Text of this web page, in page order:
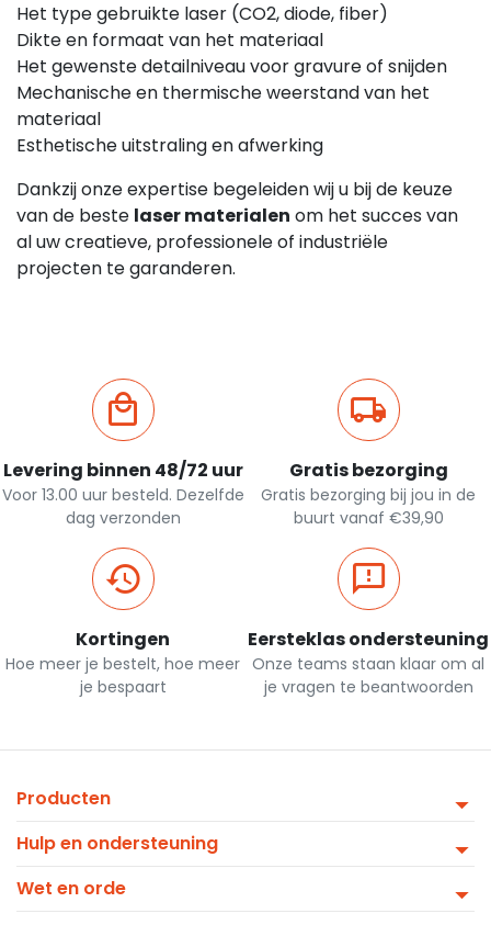
Het type gebruikte laser (CO2, diode, fiber)
Dikte en formaat van het materiaal
Het gewenste detailniveau voor gravure of snijden
Mechanische en thermische weerstand van het
materiaal
Esthetische uitstraling en afwerking
Dankzij onze expertise begeleiden wij u bij de keuze
van de beste laser materialen om het succes van
al uw creatieve, professionele of industriële
projecten te garanderen.
Levering binnen 48/72 uur
Voor 13.00 uur besteld. Dezelfde
dag verzonden
Gratis bezorging
Gratis bezorging bij jou in de
buurt vanaf €39,90
Kortingen
Hoe meer je bestelt, hoe meer
je bespaart
Eersteklas ondersteuning
Onze teams staan klaar om al
je vragen te beantwoorden
Producten
Hulp en ondersteuning
Wet en orde